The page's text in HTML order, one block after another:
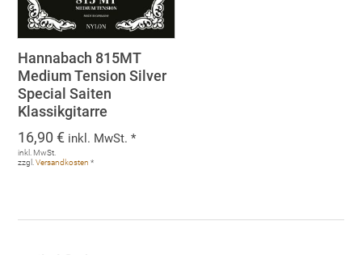
Hannabach 815MT
Medium Tension Silver
Special Saiten
Klassikgitarre
16,90€ inkl. MwSt. *
inkl. MwSt.
zzgl.Versandkosten *